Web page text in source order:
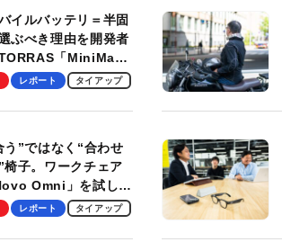
イルバッテリ＝半固
ぶべき理由を開発者
「MiniMag
機レビューも
レポート タイアップ
う”ではなく“合わせ
椅子。ワークチェア
Omni」を試して
の魅力。まさかのス
レポート タイアップ